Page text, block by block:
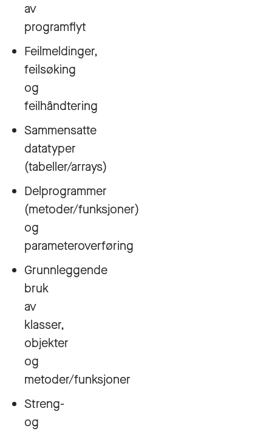
av
programflyt
Feilmeldinger,
feilsøking
og
feilhåndtering
Sammensatte
datatyper
(tabeller/arrays)
Delprogrammer
(metoder/funksjoner)
og
parameteroverføring
Grunnleggende
bruk
av
klasser,
objekter
og
metoder/funksjoner
Streng-
og